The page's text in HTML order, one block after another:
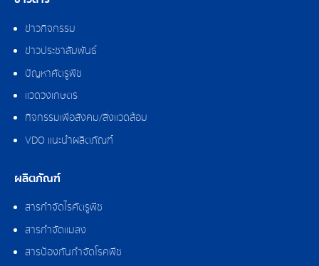
ข่าวกิจกรรม
ข่าวประชาสัมพันธ์
ปัญหาศัตรูพืช
แวดวงเกษตร
กิจกรรมเพื่อสังคม/สิ่งแวดล้อม
VDO แนะนำผลิตภัณฑ์
ผลิตภัณฑ์
สารกำจัดไรศัตรูพืช
สารกำจัดแมลง
สารป้องกันกำจัดโรคพืช